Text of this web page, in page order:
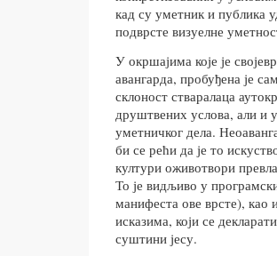
кад су уметник и публика
подврсте визуелне
У окршајима које је
авангарда, пробуђена је
склоност стваралаца
друштвених услова, али и
уметничког дела.
би се рећи да је то
култури оживотвори
То је видљиво у
манифеста ове врсте), као
исказима, који се
суштини јесу.